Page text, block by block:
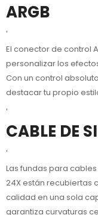
ARGB
'
El conector de control
personalizar los
Con un control
destacar tu propio
'
CABLE DE
'
Las fundas para cables
24X están recubiertas
calidad en una sola
garantiza curvaturas